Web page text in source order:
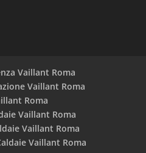
Vaillant Roma
Vaillant Roma
Roma
Vaillant Roma
Vaillant Roma
Vaillant Roma